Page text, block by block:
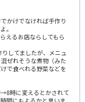
かけでなければ手作り
。
えるお店ならしてもら
してましたが、メニュ
ぜれそうな煮物（みた
で食べれる野菜などを
時に変えるとかされて
間にもよるかと思いま